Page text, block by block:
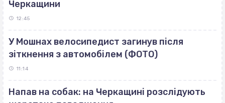
Черкащини
12:45
У Мошнах велосипедист загинув після
зіткнення з автомобілем (ФОТО)
11:14
Напав на собак: на Черкащині розслідують